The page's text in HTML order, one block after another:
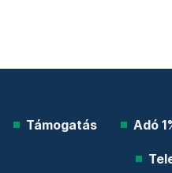
Támogatás Adó